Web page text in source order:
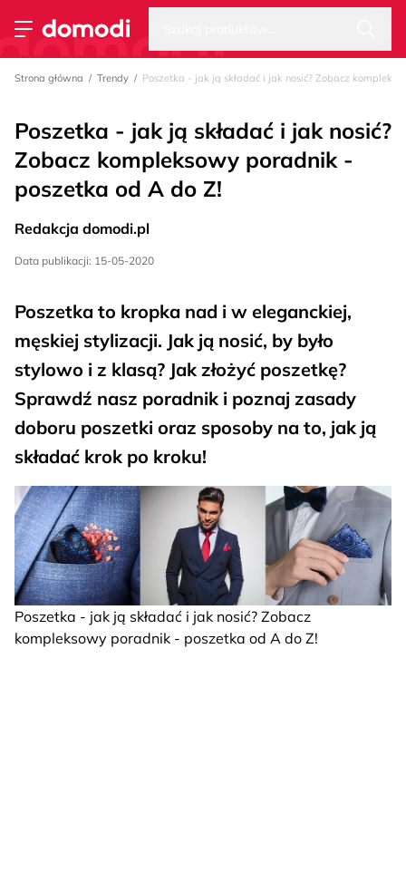
Przełącz menu
Strona główna
Strona główna Trendy Poszetka - jak ją składać i jak nosić? Zobacz
Poszetka - jak ją składać i jak nosić?
Zobacz kompleksowy poradnik -
poszetka od A do Z!
Redakcja domodi.pl
Data publikacji: 15-05-2020
Poszetka to kropka nad i w eleganckiej,
męskiej stylizacji. Jak ją nosić, by było
stylowo i z klasą? Jak złożyć poszetkę?
Sprawdź nasz poradnik i poznaj zasady
doboru poszetki oraz sposoby na to, jak ją
składać krok po kroku!
Poszetka - jak ją składać i jak nosić? Zobacz
kompleksowy poradnik - poszetka od A do Z!